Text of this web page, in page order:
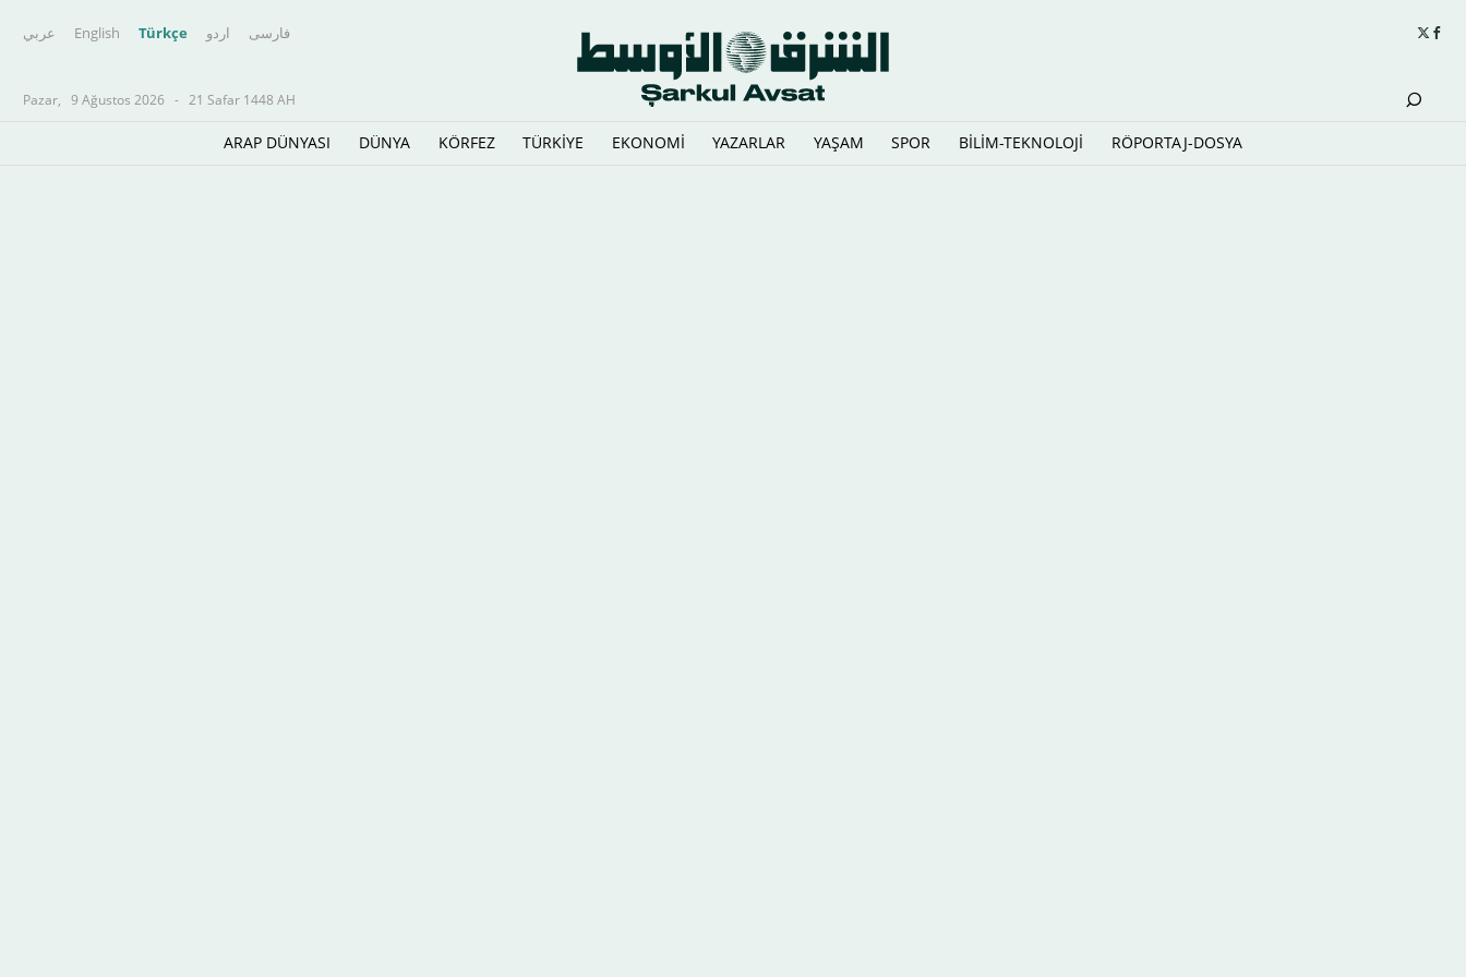
عربي English Türkçe اردو فارسى
Pazar, 9 Ağustos 2026 - 21 Safar 1448 AH
ARAP DÜNYASI DÜNYA KÖRFEZ TÜRKİYE EKONOMİ YAZARLAR YAŞAM SPOR BİLİM-TEKNOLOJİ RÖPORTAJ-DOSYA